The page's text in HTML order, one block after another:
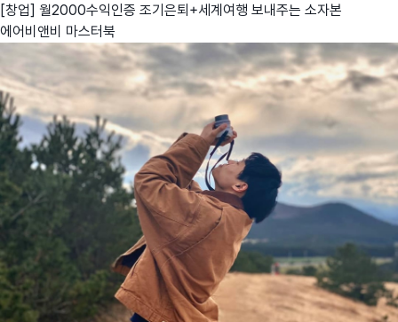
[창업] 월2000수익인증 조기은퇴+세계여행 보내주는 소자본
에어비앤비 마스터북